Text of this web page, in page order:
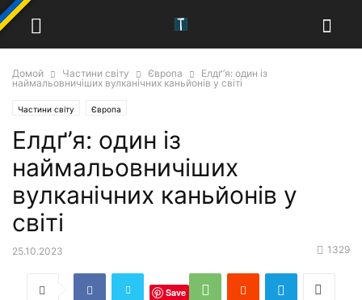
Домой Частини світу Європа
Елдґ’я: один із
наймальовничіших вулканічних каньйонів у світі
Частини світу Європа
Елдґ’я: один із
наймальовничіших
вулканічних каньйонів у
світі
25.10.2023 1329
Save